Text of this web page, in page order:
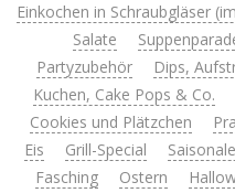
Einkochen in Schraubgläser
Salate
Partyzubehör
Dips,
Kuchen, Cake Pops & Co.
Cookies und Plätzchen
Eis
Grill-Special
Fasching
Ostern